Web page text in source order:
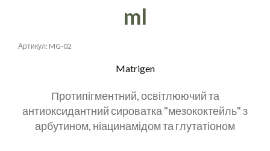
ml
Артикул: MG-02
Matrigen
Протипігментний, освітлюючий та
антиоксидантний сироватка "мезококтейль" з
арбутином, ніацинамідом та глутатіоном